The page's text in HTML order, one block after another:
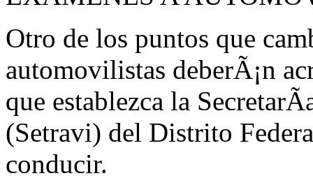
Otro de los puntos que
automovilistas deberÃ¡n
que establezca la
(Setravi) del Distrito
conducir.